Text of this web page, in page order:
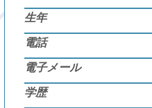
生年
電話
電子メール
学歴